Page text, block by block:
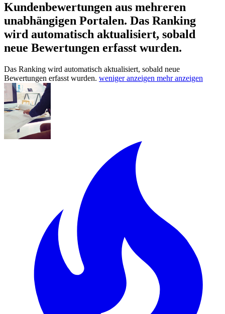
Kundenbewertungen aus mehreren
unabhängigen Portalen. Das Ranking
wird automatisch aktualisiert, sobald
neue Bewertungen erfasst wurden.
Das Ranking wird automatisch aktualisiert, sobald neue
Bewertungen erfasst wurden. weniger anzeigen mehr anzeigen